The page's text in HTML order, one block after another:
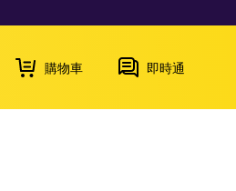
購物車 即時通